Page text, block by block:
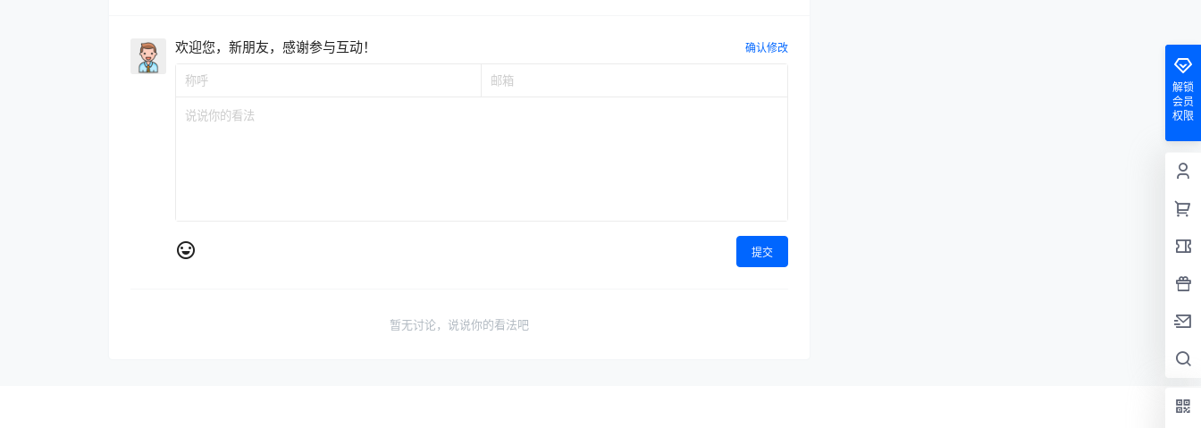
欢迎您，新朋友，感谢参与互动！ 确认修改
提交
暂无讨论，说说你的看法吧
解锁
会员
权限